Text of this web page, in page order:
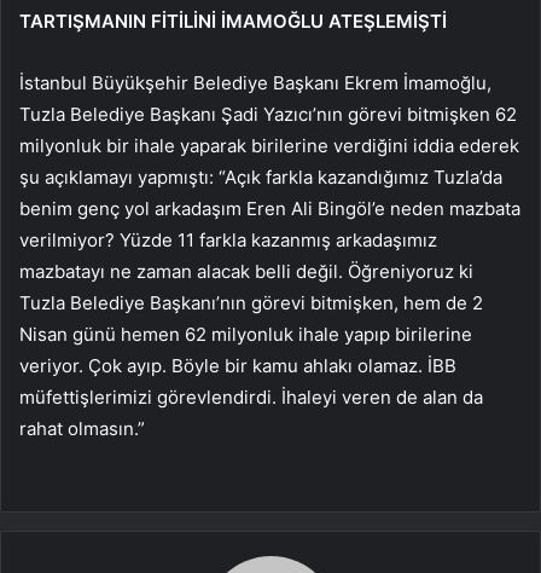
TARTIŞMANIN FİTİLİNİ İMAMOĞLU ATEŞLEMİŞTİ
İstanbul Büyükşehir Belediye Başkanı Ekrem İmamoğlu,
Tuzla Belediye Başkanı Şadi Yazıcı’nın görevi bitmişken 62
milyonluk bir ihale yaparak birilerine verdiğini iddia ederek
şu açıklamayı yapmıştı: “Açık farkla kazandığımız Tuzla’da
benim genç yol arkadaşım Eren Ali Bingöl’e neden mazbata
verilmiyor? Yüzde 11 farkla kazanmış arkadaşımız
mazbatayı ne zaman alacak belli değil. Öğreniyoruz ki
Tuzla Belediye Başkanı’nın görevi bitmişken, hem de 2
Nisan günü hemen 62 milyonluk ihale yapıp birilerine
veriyor. Çok ayıp. Böyle bir kamu ahlakı olamaz. İBB
müfettişlerimizi görevlendirdi. İhaleyi veren de alan da
rahat olmasın.”